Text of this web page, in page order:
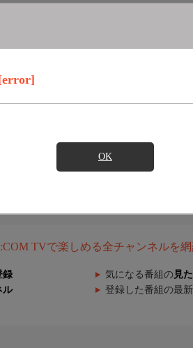
OK
TVで楽しめる全チャンネルを
録 気になる番組の 見
ル 登録した番組の最